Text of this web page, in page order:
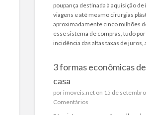
poupança destinada à aquisição
viagens e até mesmo cirurgias
aproximadamente cinco milhões
esse sistema de compras, tudo
incidência das altas taxas de juros,
3 formas econômicas
casa
por imoveis.neton 15 de
Comentários